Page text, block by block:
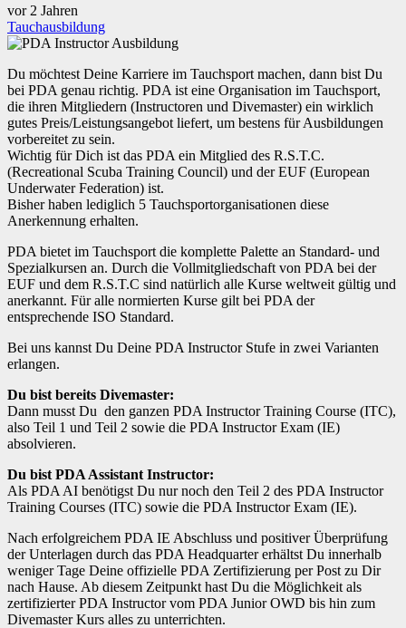
vor 2 Jahren
Tauchausbildung
Du möchtest Deine Karriere im Tauchsport machen, dann bist Du
bei PDA genau richtig. PDA ist eine Organisation im Tauchsport,
die ihren Mitgliedern (Instructoren und Divemaster) ein wirklich
gutes Preis/Leistungsangebot liefert, um bestens für Ausbildungen
vorbereitet zu sein.
Wichtig für Dich ist das PDA ein Mitglied des R.S.T.C.
(Recreational Scuba Training Council) und der EUF (European
Underwater Federation) ist.
Bisher haben lediglich 5 Tauchsportorganisationen diese
Anerkennung erhalten.
PDA bietet im Tauchsport die komplette Palette an Standard- und
Spezialkursen an. Durch die Vollmitgliedschaft von PDA bei der
EUF und dem R.S.T.C sind natürlich alle Kurse weltweit gültig und
anerkannt. Für alle normierten Kurse gilt bei PDA der
entsprechende ISO Standard.
Bei uns kannst Du Deine PDA Instructor Stufe in zwei Varianten
erlangen.
Du bist bereits Divemaster:
Dann musst Du den ganzen PDA Instructor Training Course (ITC),
also Teil 1 und Teil 2 sowie die PDA Instructor Exam (IE)
absolvieren.
Du bist PDA Assistant Instructor:
Als PDA AI benötigst Du nur noch den Teil 2 des PDA Instructor
Training Courses (ITC) sowie die PDA Instructor Exam (IE).
Nach erfolgreichem PDA IE Abschluss und positiver Überprüfung
der Unterlagen durch das PDA Headquarter erhältst Du innerhalb
weniger Tage Deine offizielle PDA Zertifizierung per Post zu Dir
nach Hause. Ab diesem Zeitpunkt hast Du die Möglichkeit als
zertifizierter PDA Instructor vom PDA Junior OWD bis hin zum
Divemaster Kurs alles zu unterrichten.